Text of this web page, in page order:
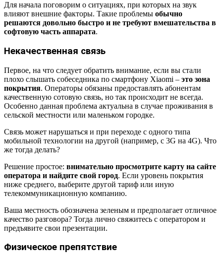
Для начала поговорим о ситуациях, при которых на звук
влияют внешние факторы. Такие проблемы обычно
решаются довольно быстро и не требуют вмешательства в
софтовую часть аппарата.
Некачественная связь
Первое, на что следует обратить внимание, если вы стали
плохо слышать собеседника по смартфону Xiaomi – это зона
покрытия. Операторы обязаны предоставлять абонентам
качественную сотовую связь, но так происходит не всегда.
Особенно данная проблема актуальна в случае проживания в
сельской местности или маленьком городке.
Связь может нарушаться и при переходе с одного типа
мобильной технологии на другой (например, с 3G на 4G). Что
же тогда делать?
Решение простое: внимательно просмотрите карту на сайте
оператора и найдите свой город. Если уровень покрытия
ниже среднего, выберите другой тариф или иную
телекоммуникационную компанию.
Ваша местность обозначена зеленым и предполагает отличное
качество разговора? Тогда лично свяжитесь с оператором и
предъявите свои презентации.
Физическое препятствие